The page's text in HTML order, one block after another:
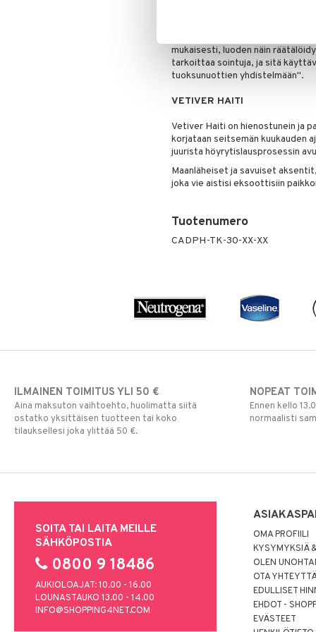
mukaisesti, luoden näin
tarkoittaa sointuja, ja sitä
tuoksunuottien yhdistelmään".
VETIVER HAITI
Vetiver Haiti on hienostunein ja
korjataan seitsemän kuukauden
juurista höyrytislausprosessin
Maanläheiset ja savuiset
joka vie aistisi eksoottisiin
Tuotenumero
CADPH-TK-30-XX-XX
ILMAINEN TOIMITUS YLI 50 €
Aina maksuton vaihtoehto, huolimatta siitä
ostatko yksittäisen tuotteen tai koko
tilauksellesi joka ylittää 50 €.
NOPEAT
Ennen kello
normaalisti
SOITA TAI LAITA MEILLE
SÄHKÖPOSTIA
0800 9 18486
AUKIOLOAJAT: 10.00 - 16.00
LOUNASTAUKO 13.00 - 14.00
INFO@SHOPPING4NET.COM
OMA PROFIILI
KYSYMYKSIÄ
OLEN
OTA
EDULLISET
EHDOT -
EVÄSTEET